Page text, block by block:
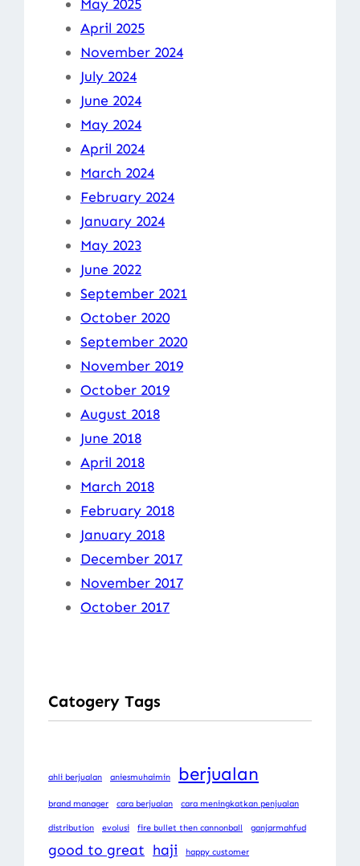
May 2025
April 2025
November 2024
July 2024
June 2024
May 2024
April 2024
March 2024
February 2024
January 2024
May 2023
June 2022
September 2021
October 2020
September 2020
November 2019
October 2019
August 2018
June 2018
April 2018
March 2018
February 2018
January 2018
December 2017
November 2017
October 2017
Catogery Tags
ahli berjualan aniesmuhaimin berjualan
brand manager cara berjualan cara meningkatkan penjualan
distribution evolusi fire bullet then cannonball ganjarmahfud
good to great haji happy customer